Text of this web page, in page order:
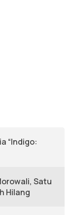
“Indigo:
Satu
Hilang